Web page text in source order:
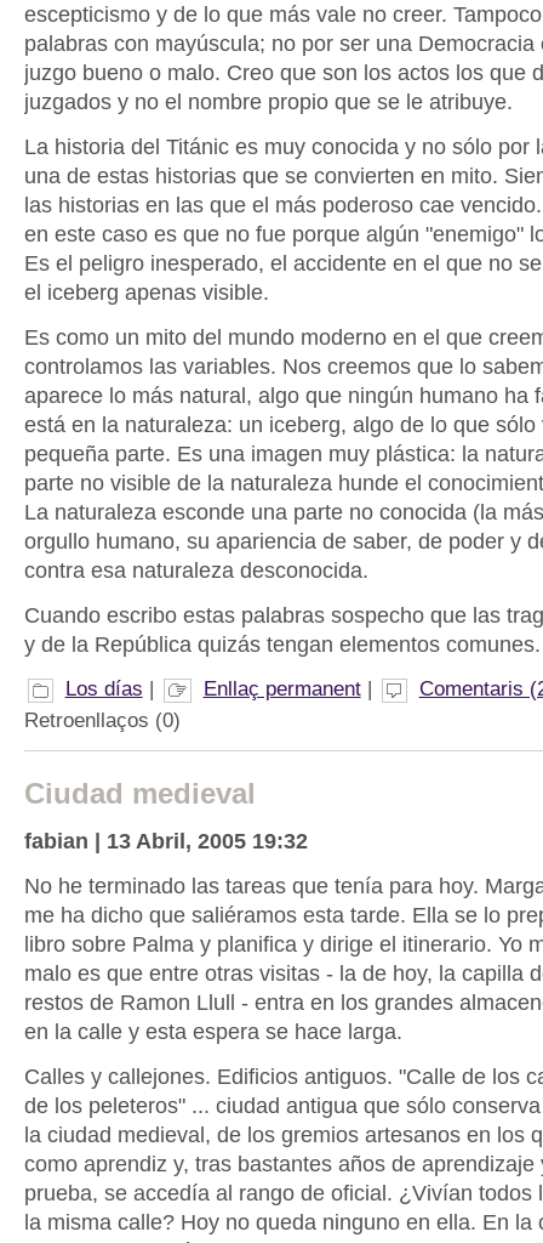
escepticismo y de lo que más vale no creer.
palabras con mayúscula; no por ser una Democracia
juzgo bueno o malo. Creo que son los actos los que
juzgados y no el nombre propio que se le atribuye.
La historia del Titánic es muy conocida y no sólo por
una de estas historias que se convierten en mito.
las historias en las que el más poderoso cae
en este caso es que no fue porque algún "enemigo"
Es el peligro inesperado, el accidente en el que no
el iceberg apenas visible.
Es como un mito del mundo moderno en el que
controlamos las variables. Nos creemos que lo
aparece lo más natural, algo que ningún humano ha
está en la naturaleza: un iceberg, algo de lo que sólo
pequeña parte. Es una imagen muy plástica: la
parte no visible de la naturaleza hunde el
La naturaleza esconde una parte no conocida (la
orgullo humano, su apariencia de saber, de poder y
contra esa naturaleza desconocida.
Cuando escribo estas palabras sospecho que las
y de la República quizás tengan elementos comunes.
Los días Enllaç permanent|
Comentaris
Retroenllaços (0)
Ciudad medieval
fabian | 13 Abril, 2005 19:32
No he terminado las tareas que tenía para hoy.
me ha dicho que saliéramos esta tarde. Ella se lo
libro sobre Palma y planifica y dirige el itinerario. Yo
malo es que entre otras visitas - la de hoy, la capilla
restos de Ramon Llull - entra en los grandes
en la calle y esta espera se hace larga.
Calles y callejones. Edificios antiguos. "Calle de los
de los peleteros" ... ciudad antigua que sólo
la ciudad medieval, de los gremios artesanos en los
como aprendiz y, tras bastantes años de aprendizaje
prueba, se accedía al rango de oficial. ¿Vivían todos
la misma calle? Hoy no queda ninguno en ella. En la